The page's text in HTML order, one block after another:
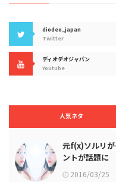
diodeo_japan
Twitter
ディオデオジャパン
Youtube
人気ネタ
元f(x)ソルリが
ントが話題に
2016/03/25